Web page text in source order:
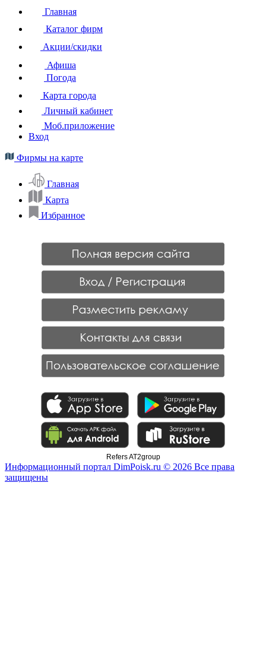
Главная
Каталог фирм
Акции/скидки
Афиша
Погода
Карта города
Личный кабинет
Моб.приложение
Вход
Фирмы на карте
Главная
Карта
Избранное
Refers AT2group
Информационный портал DimPoisk.ru © 2026 Все права
защищены